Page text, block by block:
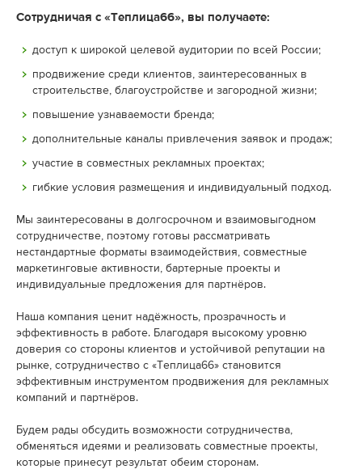
Сотрудничая с «Теплица66», вы получаете:
доступ к широкой целевой аудитории по всей России;
продвижение среди клиентов, заинтересованных в
строительстве, благоустройстве и загородной жизни;
повышение узнаваемости бренда;
дополнительные каналы привлечения заявок и продаж;
участие в совместных рекламных проектах;
гибкие условия размещения и индивидуальный подход.
Мы заинтересованы в долгосрочном и взаимовыгодном
сотрудничестве, поэтому готовы рассматривать
нестандартные форматы взаимодействия, совместные
маркетинговые активности, бартерные проекты и
индивидуальные предложения для партнёров.
Наша компания ценит надёжность, прозрачность и
эффективность в работе. Благодаря высокому уровню
доверия со стороны клиентов и устойчивой репутации на
рынке, сотрудничество с «Теплица66» становится
эффективным инструментом продвижения для рекламных
компаний и партнёров.
Будем рады обсудить возможности сотрудничества,
обменяться идеями и реализовать совместные проекты,
которые принесут результат обеим сторонам.